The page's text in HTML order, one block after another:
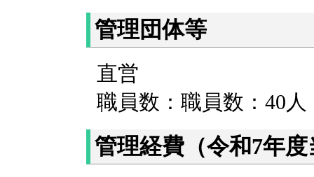
管理団体等
直営
職員数： 職員数：40
管理経費（令和7年